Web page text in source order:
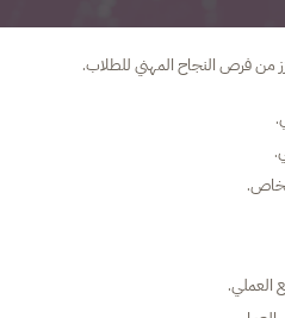
من فرص النجاح المهني للطلاب.
العملي.